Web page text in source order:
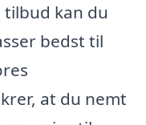
kan du
bedst til
at du nemt